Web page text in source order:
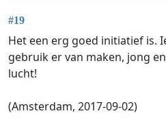
#19
Het een erg goed initiatief is.
gebruik er van maken, jong
lucht!
(Amsterdam, 2017-09-02)